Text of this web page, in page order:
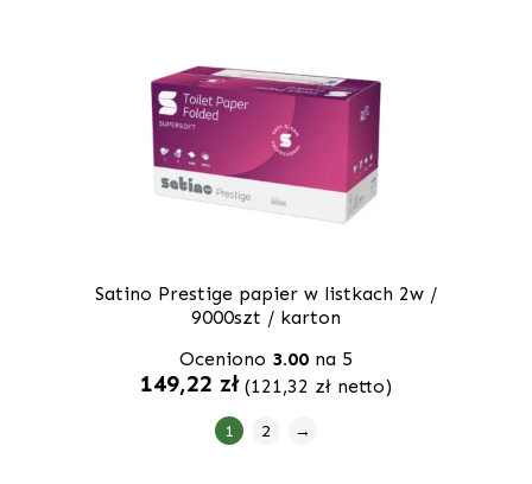
Satino Prestige papier w listkach 2w /
9000szt / karton
Oceniono 3.00 na 5
149,22 zł (121,32 zł netto)
1 2 →